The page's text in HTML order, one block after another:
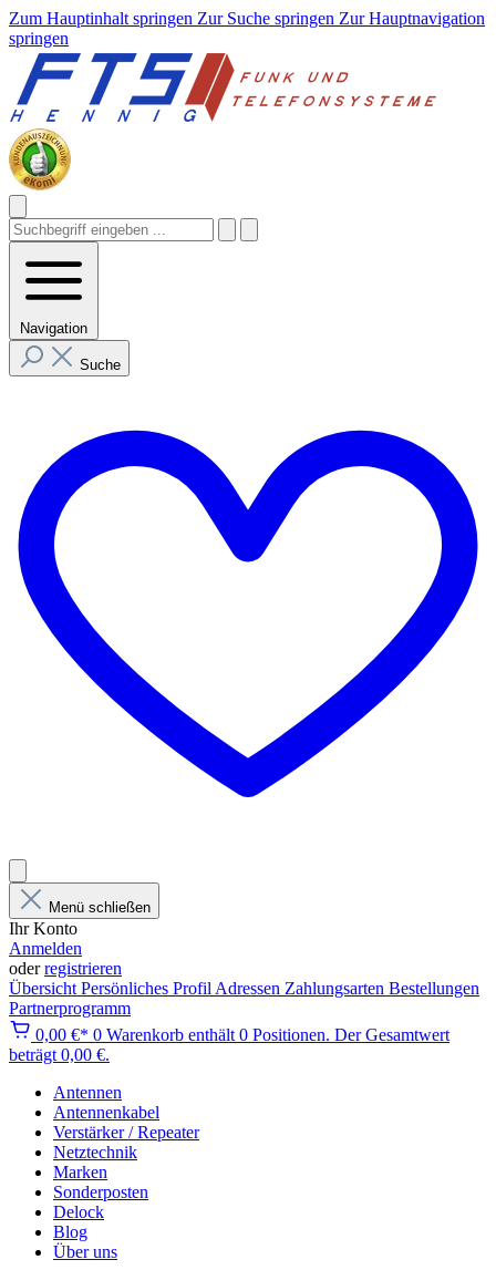
Zum Hauptinhalt springen Zur Suche springen Zur Hauptnavigation
springen
Navigation
Suche
Menü schließen
Ihr Konto
Anmelden
oderregistrieren
Übersicht Persönliches Profil Adressen Zahlungsarten Bestellungen
Partnerprogramm
0,00 €* 0 Warenkorb enthält 0 Positionen. Der Gesamtwert
beträgt 0,00 €.
Antennen
Antennenkabel
Verstärker / Repeater
Netztechnik
Marken
Sonderposten
Delock
Blog
Über uns